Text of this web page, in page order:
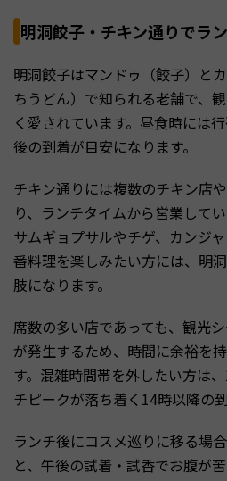
明洞餃子・チキン通りでラ
明洞餃子はマンドゥ（餃子）と
ちうどん）で知られる老舗で、
く愛されています。昼食時には
後の到着が目安になります。
チキン通りには複数のチキン店
り、ランチタイムから営業して
サムギョプサルやチゲ、カンジ
番料理を楽しみたい方には、明
肢になります。
席数の多い店であっても、観光
が発生するため、時間に余裕を
す。混雑時間帯を外したい方は
チピークが落ち着く14時以降の
ランチ後にコスメ巡りに移る場
と、午後の試着・試香でお腹が